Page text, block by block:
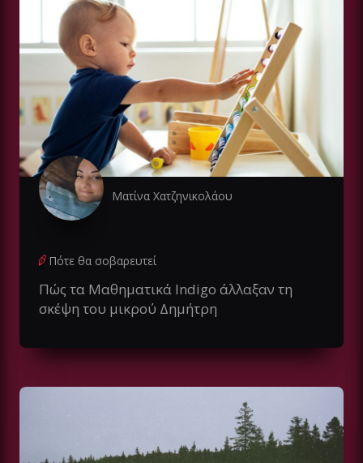
Ματίνα Χατζηνικολάου
Πότε θα σοβαρευτεί
Πώς τα Mαθηματικά Indigo άλλαξαν τη
σκέψη του μικρού Δημήτρη